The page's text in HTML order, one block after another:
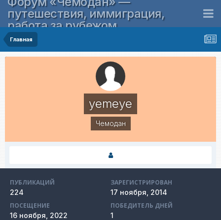
путешествия, иммиграция,
работа за рубежом
Главная
yemeye
Чемодан
ПУБЛИКАЦИЙ
224
ЗАРЕГИСТРИРОВАН
17 ноября, 2014
ПОСЕЩЕНИЕ
16 ноября, 2022
ПОБЕДИТЕЛЬ ДНЕЙ
1